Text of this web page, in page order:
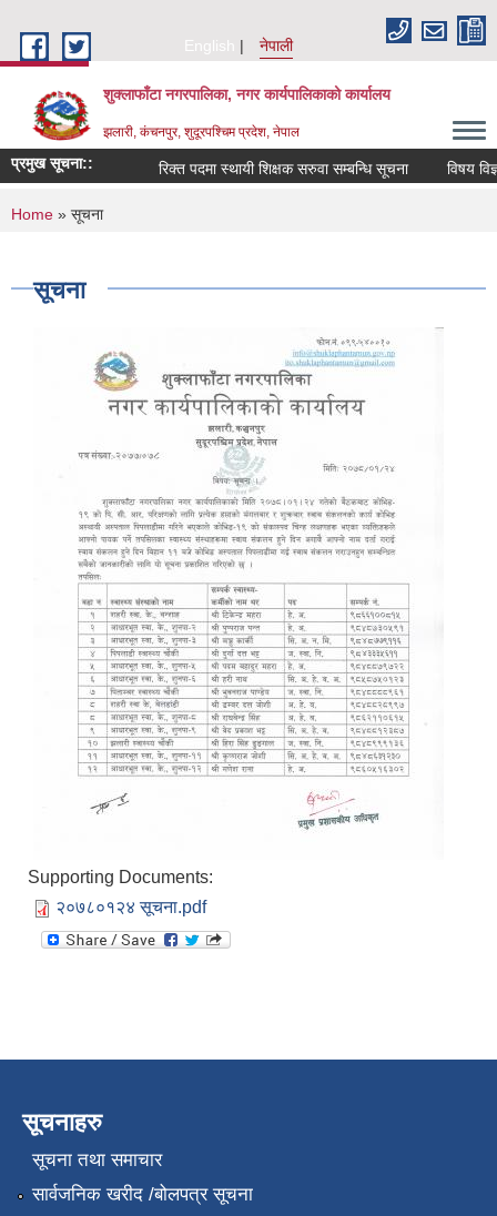
English
नेपाली
शुक्लाफाँटा नगरपालिका, नगर कार्यपालिकाको कार्यालय
झलारी, कंचनपुर, शुदूरपश्चिम प्रदेश, नेपाल
प्रमुख सूचना:: रिक्त पदमा स्थायी शिक्षक सरुवा सम्बन्धि सूचना विषय
You are here
Home » सूचना
सूचना
Supporting Documents:
२०७८०१२४ सूचना.pdf
सूचनाहरु
सूचना तथा समाचार
सार्वजनिक खरीद /बोलपत्र सूचना